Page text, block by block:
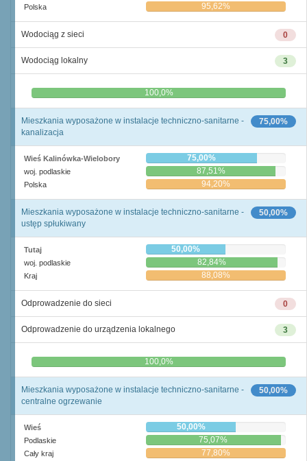
Polska 95,62%
0
Wodociąg z sieci
3
Wodociąg lokalny
0,0% 100,0%
75,00%
Mieszkania wyposażone w instalacje techniczno-sanitarne -
kanalizacja
Wieś Kalinówka-Wielobory 75,00%
woj. podlaskie 87,51%
Polska 94,20%
50,00%
Mieszkania wyposażone w instalacje techniczno-sanitarne -
ustęp spłukiwany
Tutaj 50,00%
woj. podlaskie 82,84%
Kraj 88,08%
0
Odprowadzenie do sieci
3
Odprowadzenie do urządzenia lokalnego
0,0% 100,0%
50,00%
Mieszkania wyposażone w instalacje techniczno-sanitarne -
centralne ogrzewanie
Wieś 50,00%
Podlaskie 75,07%
Cały kraj 77,80%